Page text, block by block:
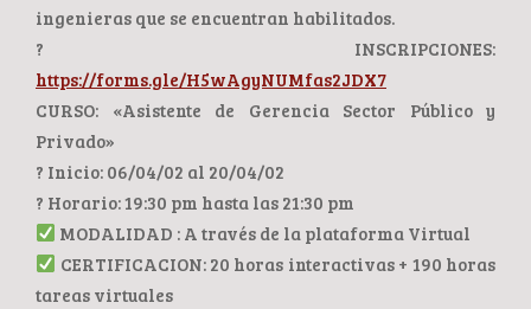
ingenieras que se encuentran habilitados.
? INSCRIPCIONES:
https://forms.gle/H5wAgyNUMfas2JDX7
CURSO: «Asistente de Gerencia Sector Público y
Privado»
? Inicio: 06/04/02 al 20/04/02
? Horario: 19:30 pm hasta las 21:30 pm
MODALIDAD : A través de la plataforma Virtual
CERTIFICACION: 20 horas interactivas + 190 horas
tareas virtuales